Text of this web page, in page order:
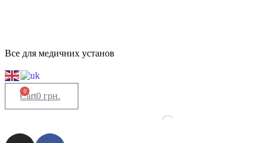
Все для медичних установ
0 грн.
0
Cart